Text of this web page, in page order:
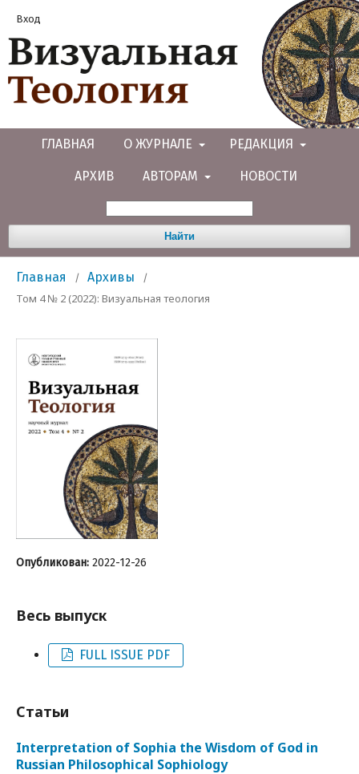
ГЛАВНАЯ О ЖУРНАЛЕ РЕДАКЦИЯ
АРХИВ АВТОРАМ НОВОСТИ
Найти
Вход
Главная / Архивы /
Том 4 № 2 (2022): Визуальная теология
Опубликован: 2022-12-26
Весь выпуск
FULL ISSUE PDF
Статьи
Interpretation of Sophia the Wisdom of God in
Russian Philosophical Sophiology